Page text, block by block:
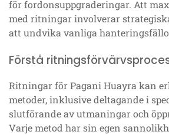
för fordonsuppgraderingar. Att
med ritningar involverar
att undvika vanliga
Förstå
Ritningar för Pagani Huayra kan
metoder, inklusive deltagande i
slutförande av utmaningar och
Varje metod har sin egen